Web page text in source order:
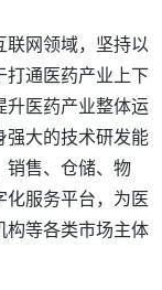
网领域，坚持以
打通医药产业上下
升医药产业整体运
强大的技术研发能
销售、仓储、物
化服务平台，为医
构等各类市场主体